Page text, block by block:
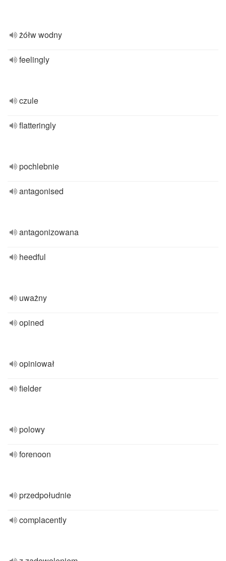
żółw wodny
feelingly
czule
flatteringly
pochlebnie
antagonised
antagonizowana
heedful
uważny
opined
opiniował
fielder
polowy
forenoon
przedpołudnie
complacently